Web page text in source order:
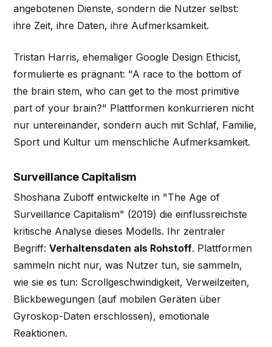
angebotenen Dienste, sondern die Nutzer selbst:
ihre Zeit, ihre Daten, ihre Aufmerksamkeit.
Tristan Harris, ehemaliger Google Design Ethicist,
formulierte es prägnant: "A race to the bottom of
the brain stem, who can get to the most primitive
part of your brain?" Plattformen konkurrieren nicht
nur untereinander, sondern auch mit Schlaf, Familie,
Sport und Kultur um menschliche Aufmerksamkeit.
Surveillance Capitalism
Shoshana Zuboff entwickelte in "The Age of
Surveillance Capitalism" (2019) die einflussreichste
kritische Analyse dieses Modells. Ihr zentraler
Begriff:Verhaltensdaten als Rohstoff. Plattformen
sammeln nicht nur, was Nutzer tun, sie sammeln,
wie sie es tun: Scrollgeschwindigkeit, Verweilzeiten,
Blickbewegungen (auf mobilen Geräten über
Gyroskop-Daten erschlossen), emotionale
Reaktionen.